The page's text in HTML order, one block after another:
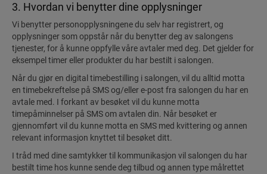
3. Hvordan vi benytter dine opplysninger
Vi benytter personopplysningene du selv har registrert, og
opplysninger som oppstår når du benytter deg av salongens
tjenester, for å kunne oppfylle våre avtaler med deg. Det gjelder for
eksempel timer eller produkter du har bestilt i salongen.
Når du gjør en digital timebestilling i salongen, vil du alltid motta
en timebekreftelse på SMS og/eller e-post fra salongen du har en
avtale med. I forkant av besøket vil du kunne motta
timepåminnelser på SMS om avtalen din. Når besøket er
gjennomført vil du kunne motta en SMS med kvittering og annen
relevant informasjon knyttet til besøket ditt.
I tråd med dine samtykker til kommunikasjon vil salongen du har
bestilt time hos kunne sende deg tilbud og annen type målrettet